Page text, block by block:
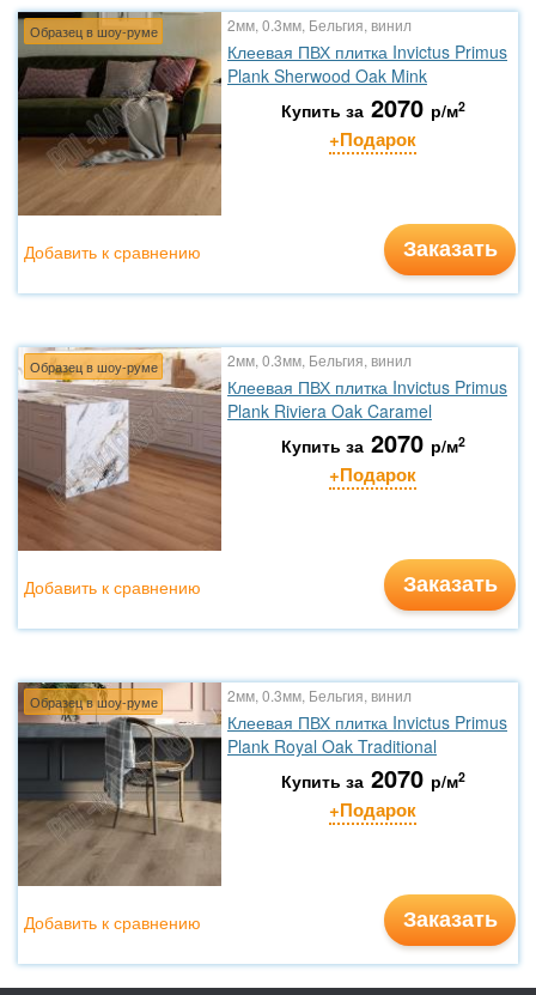
Образец в шоу-руме 2мм, 0.3мм, Бельгия, винил
Клеевая ПВХ плитка Invictus Primus
Plank Sherwood Oak Mink
Купить за 2070 р/м2
+Подарок
Заказать
Добавить к сравнению
Образец в шоу-руме 2мм, 0.3мм, Бельгия, винил
Клеевая ПВХ плитка Invictus Primus
Plank Riviera Oak Caramel
Купить за 2070 р/м2
+Подарок
Заказать
Добавить к сравнению
Образец в шоу-руме 2мм, 0.3мм, Бельгия, винил
Клеевая ПВХ плитка Invictus Primus
Plank Royal Oak Traditional
Купить за 2070 р/м2
+Подарок
Заказать
Добавить к сравнению